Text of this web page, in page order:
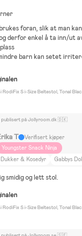
foran, slik at man
derfor enkel å ta inn/ut
barn kan setet
RodiFix S i-Size Beltestol, Tonal
publisert på Jollyroom.dk 🇩🇰
T
Verifisert kjøper
Youngster Snack Ninja
Dukker & Kosedyr
Gabbys
smidig og lett stol.
RodiFix S i-Size Beltestol, Tonal